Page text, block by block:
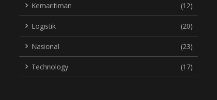
Kemaritiman (12)
Logistik (20)
Nasional (23)
Technology (17)